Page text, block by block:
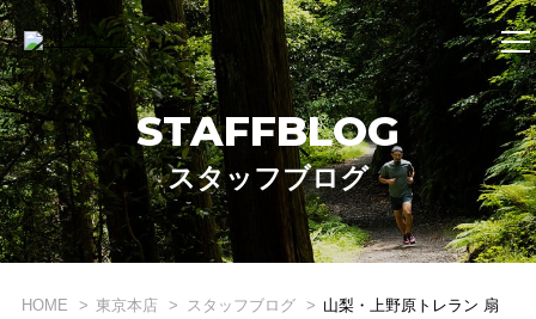
WHAT'S STRIDE LAB ?
STRIDE LABとは？
STAFFBLOG
スタッフブログ
HOME 東京本店 スタッフブログ
山梨・上野原トレラン 扇